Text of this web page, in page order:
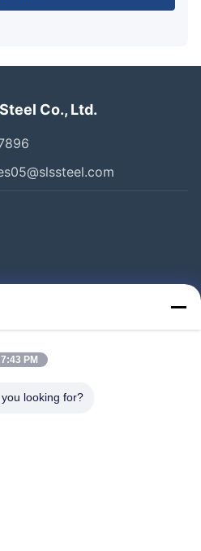
Co., Ltd.
7:43 PM
looking for?